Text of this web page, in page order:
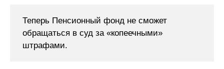
Теперь Пенсионный фонд не сможет
обращаться в суд за «копеечными»
штрафами.